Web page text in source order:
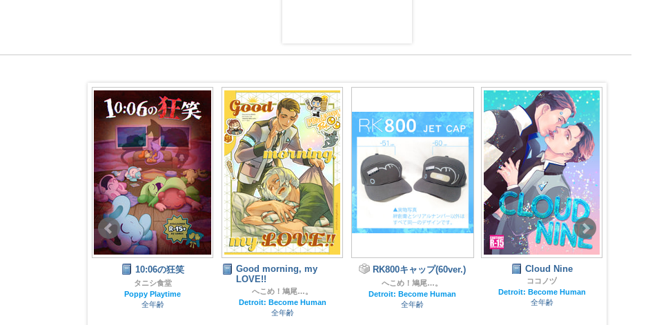
10:06の狂笑
タニシ食堂
Poppy Playtime
全年齢
Good morning, my
LOVE!!
へこめ！鳩尾…。
Detroit: Become Human
全年齢
RK800キャップ(60ver.)
へこめ！鳩尾…。
Detroit: Become Human
全年齢
Cloud Nine
ココノヅ
Detroit: Become Human
全年齢